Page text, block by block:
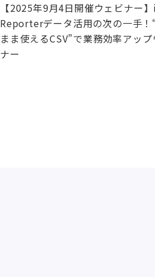
【2025年9月4日開催ウェビナー
Reporterデータ活用の次の一手！
まま使えるCSV”で業務効率アッ
ナー